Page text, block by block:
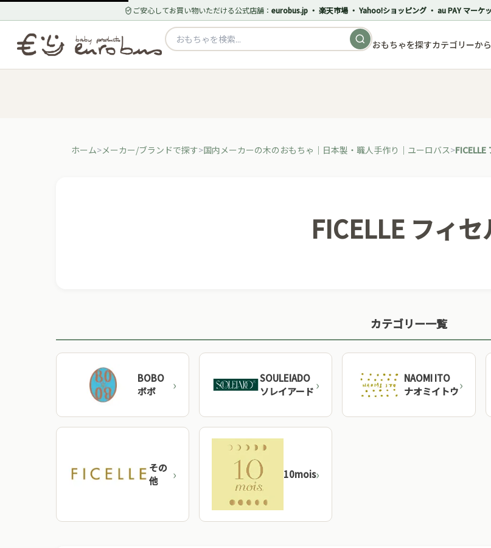
ご安心してお買い物いただける公式店舗： eurobus.jp ・ 楽天市場 ・ Yahoo!ショッピング ・ au PAY マーケ
おもちゃを探すカテゴリーか
ホーム メーカー/ブランドで探す 国内メーカーの木のおもちゃ｜日本製・職人手作り｜ユーロバス FICELLE
FICELLE フィセ
カテゴリー一覧
BOBO
ボボ
SOULEIADO
ソレイアード
NAOMI ITO
ナオミイトウ
その
他
10mois